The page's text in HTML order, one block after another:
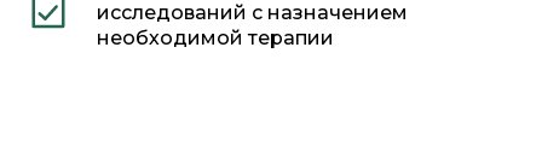
исследований с назначением
необходимой терапии